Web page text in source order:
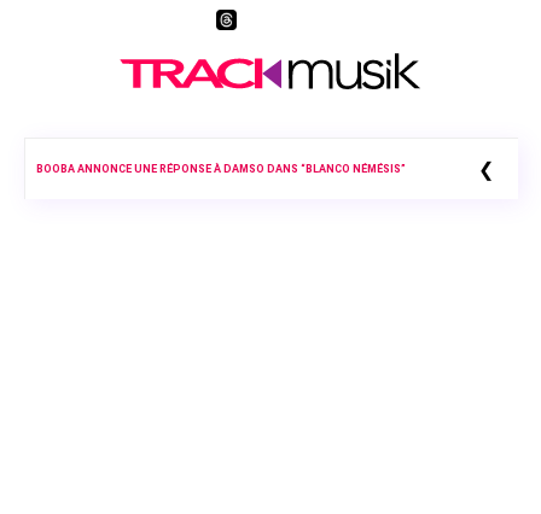
BOOBA ANNONCE UNE RÉPONSE À DAMSO DANS “BLANCO NÉMÉSIS” ❮